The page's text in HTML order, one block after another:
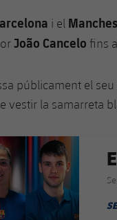
i el
João Cancelo fins
públicament el
vestir la samarreta